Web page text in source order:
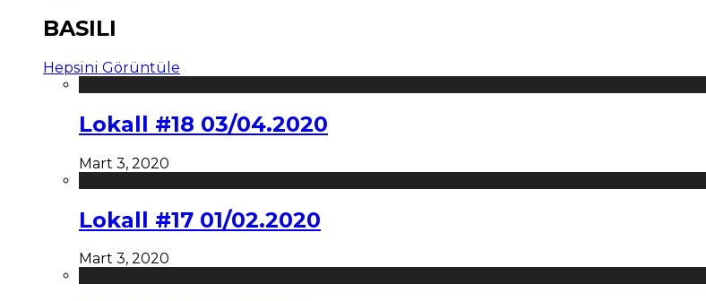
BASILI
Hepsini Görüntüle
Lokall #18 03/04.2020
Mart 3, 2020
Lokall #17 01/02.2020
Mart 3, 2020